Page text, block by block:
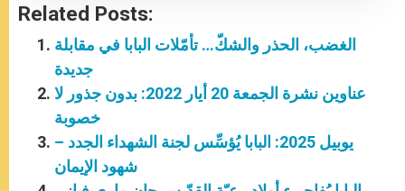
Related Posts:
الغضب، الحذر والشكّ… تأمّلات البابا في مقابلة
جديدة
عناوين نشرة الجمعة 20 أيار 2022: بدون جذور لا
خصوبة
يوبيل 2025: البابا يُؤسِّس لجنة الشهداء الجدد –
شهود الإيمان